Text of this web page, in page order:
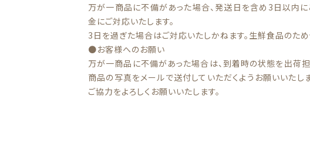
万が一商品に不備があった場合、発送日を含め3日以内に
金にご対応いたします。
3日を過ぎた場合はご対応いたしかねます。生鮮食品のため
●お客様へのお願い
万が一商品に不備があった場合は、到着時の状態を出荷担
商品の写真をメールで送付していただくようお願いいたし
ご協力をよろしくお願いいたします。